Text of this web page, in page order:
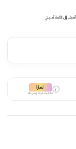
أضف إلى قائمة أمنياتي
i تمارا
دفعات مرنة وسهلة